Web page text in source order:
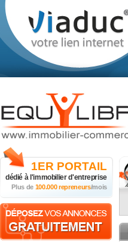
1ER PORTAIL
dédié à l'immobilier d'entreprise
Plus de 100.000 repreneurs/mois